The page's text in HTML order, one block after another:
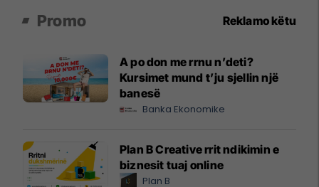
Promo Reklamo këtu
A po don me rrnu n’deti?
Kursimet mund t’ju sjellin një
banesë
Banka Ekonomike
Plan B Creative rrit ndikimin e
biznesit tuaj online
Plan B